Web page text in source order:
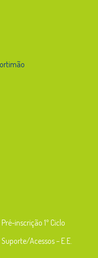
Pré-inscrição 1º Ciclo
Suporte/Acessos – E.E.